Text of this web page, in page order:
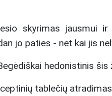
skyrimas jausmui
jo paties - net kai jis
hedonistinis šis
tablečių